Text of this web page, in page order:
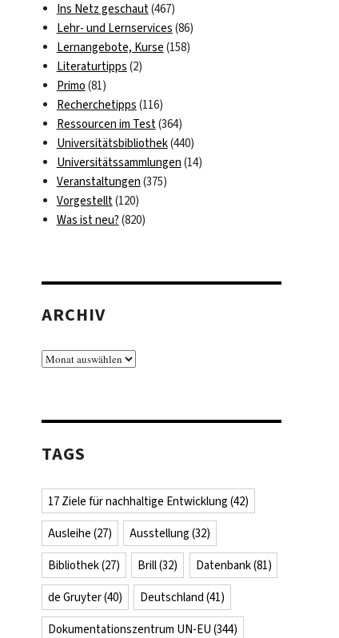
Ins Netz geschaut(467)
Lehr- und Lernservices (86)
Lernangebote, Kurse (158)
Literaturtipps (2)
Primo (81)
Recherchetipps (116)
Ressourcen im Test(364)
Universitätsbibliothek(440)
Universitätssammlungen (14)
Veranstaltungen (375)
Vorgestellt(120)
Was ist neu? (820)
ARCHIV
Archiv
TAGS
17 Ziele für nachhaltige Entwicklung (42)
Ausleihe (27) Ausstellung (32)
Bibliothek(27) Brill(32) Datenbank(81)
de Gruyter(40) Deutschland (41)
Dokumentationszentrum UN-EU (344)